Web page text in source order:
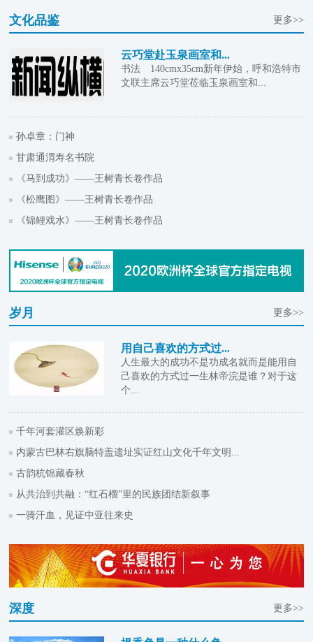
文化品鉴 更多>>
云巧堂赴玉泉画室和...
书法 140cmx35cm新年伊始，呼和浩特市
文联主席云巧堂莅临玉泉画室和...
孙卓章：门神
甘肃通渭寿名书院
《马到成功》——王树青长卷作品
《松鹰图》——王树青长卷作品
《锦鲤戏水》——王树青长卷作品
岁月 更多>>
用自己喜欢的方式过...
人生最大的成功不是功成名就而是能用自
己喜欢的方式过一生林帝浣是谁？对于这
个...
千年河套灌区焕新彩
内蒙古巴林右旗脑特盖遗址实证红山文化千年文明...
古韵杭锦藏春秋
从共治到共融：“红石榴”里的民族团结新叙事
一骑汗血，见证中亚往来史
深度 更多>>